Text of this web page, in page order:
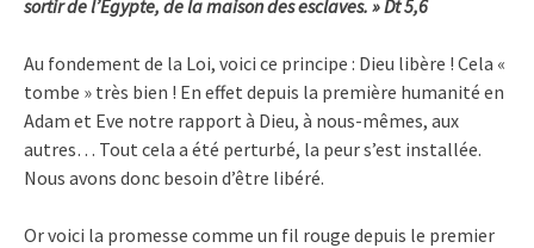
sortir de l’Egypte, de la maison des esclaves. » Dt 5,6
Au fondement de la Loi, voici ce principe : Dieu libère ! Cela «
tombe » très bien ! En effet depuis la première humanité en
Adam et Eve notre rapport à Dieu, à nous-mêmes, aux
autres… Tout cela a été perturbé, la peur s’est installée.
Nous avons donc besoin d’être libéré.
Or voici la promesse comme un fil rouge depuis le premier